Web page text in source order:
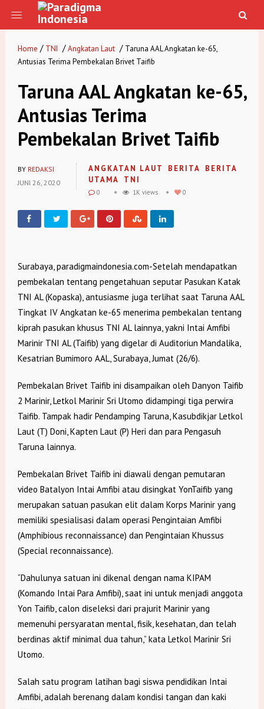
Home / TNI / Angkatan Laut / Taruna AAL Angkatan ke-65,
Antusias Terima Pembekalan Brivet Taifib
Taruna AAL Angkatan ke-65,
Antusias Terima
Pembekalan Brivet Taifib
BY REDAKSI
JUNI 26, 2020
ANGKATAN LAUT BERITA
BERITA
UTAMA
TNI
0 1K views 0
Surabaya, paradigmaindonesia.com-Setelah mendapatkan
pembekalan tentang pengetahuan seputar Pasukan Katak
TNI AL (Kopaska), antusiasme juga terlihat saat Taruna AAL
Tingkat IV Angkatan ke-65 menerima pembekalan tentang
kiprah pasukan khusus TNI AL lainnya, yakni Intai Amfibi
Marinir TNI AL (Taifib) yang digelar di Auditoriun Mandalika,
Kesatrian Bumimoro AAL, Surabaya, Jumat (26/6).
Pembekalan Brivet Taifib ini disampaikan oleh Danyon Taifib
2 Marinir, Letkol Marinir Sri Utomo didampingi tiga perwira
Taifib. Tampak hadir Pendamping Taruna, Kasubdikjar Letkol
Laut (T) Doni, Kapten Laut (P) Heri dan para Pengasuh
Taruna lainnya.
Pembekalan Brivet Taifib ini diawali dengan pemutaran
video Batalyon Intai Amfibi atau disingkat YonTaifib yang
merupakan satuan pasukan elit dalam Korps Marinir yang
memiliki spesialisasi dalam operasi Pengintaian Amfibi
(Amphibious reconnaissance) dan Pengintaian Khussus
(Special reconnaissance).
“Dahulunya satuan ini dikenal dengan nama KIPAM
(Komando Intai Para Amfibi), saat ini untuk menjadi anggota
Yon Taifib, calon diseleksi dari prajurit Marinir yang
memenuhi persyaratan mental, fisik, kesehatan, dan telah
berdinas aktif minimal dua tahun,” kata Letkol Marinir Sri
Utomo.
Salah satu program latihan bagi siswa pendidikan Intai
Amfibi, adalah berenang dalam kondisi tangan dan kaki